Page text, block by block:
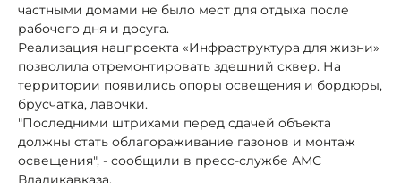
частными домами не было мест для отдыха после
рабочего дня и досуга.
Реализация нацпроекта «Инфраструктура для жизни»
позволила отремонтировать здешний сквер. На
территории появились опоры освещения и бордюры,
брусчатка, лавочки.
"Последними штрихами перед сдачей объекта
должны стать облагораживание газонов и монтаж
освещения", - сообщили в пресс-службе АМС
Владикавказа.